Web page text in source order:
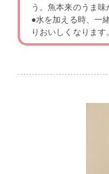
う。魚本来のうま味
●水を加える時、一
りおいしくなります。